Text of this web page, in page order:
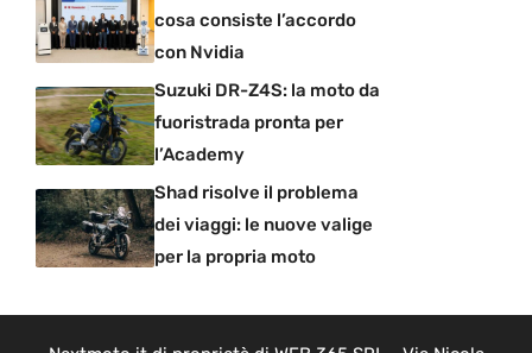
cosa consiste l’accordo
con Nvidia
Suzuki DR-Z4S: la moto da
fuoristrada pronta per
l’Academy
Shad risolve il problema
dei viaggi: le nuove valige
per la propria moto